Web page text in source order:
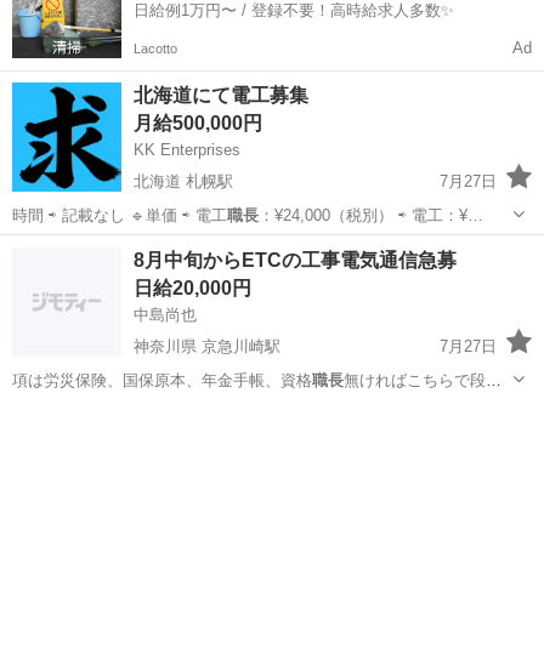
日給例1万円〜 / 登録不要！高時給求人多数✨
Lacotto Ad
北海道にて電工募集
月給500,000円
KK Enterprises
北海道 札幌駅
7月27日
時間 ⇨ 記載なし 🔹単価 ⇨ 電工職長：¥24,000（税別） ⇨ 電工：¥…
札幌駅 電工
8月中旬からETCの工事電気通信急募
日給20,000円
中島尚也
神奈川県 京急川崎駅
7月27日
項は労災保険、国保原本、年金手帳、資格職長無ければこちらで段取